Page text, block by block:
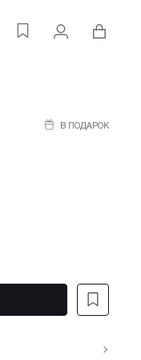
ИзбранноеЛичный кабинет
Корзина
В ПОДАРОК